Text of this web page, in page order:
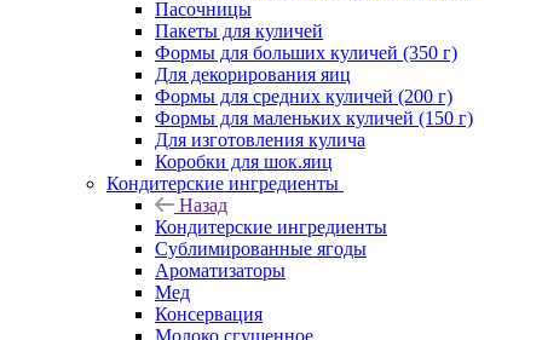
Пасочницы
Пакеты для куличей
Формы для больших куличей (350 г)
Для декорирования яиц
Формы для средних куличей (200 г)
Формы для маленьких куличей (150 г)
Для изготовления кулича
Коробки для шок.яиц
Кондитерские ингредиенты
Назад
Кондитерские ингредиенты
Сублимированные ягоды
Ароматизаторы
Мед
Консервация
Молоко сгущенное